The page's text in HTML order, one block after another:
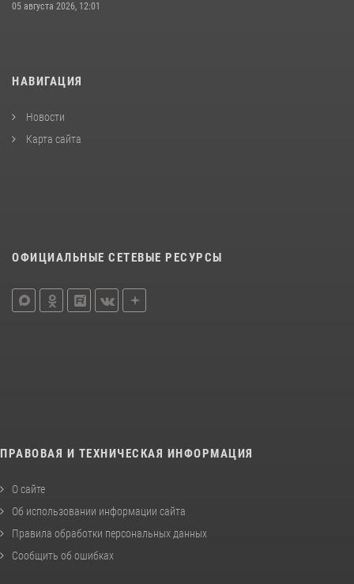
05 августа 2026, 12:01
НАВИГАЦИЯ
Новости
Карта сайта
ОФИЦИАЛЬНЫЕ СЕТЕВЫЕ РЕСУРСЫ
ПРАВОВАЯ И ТЕХНИЧЕСКАЯ ИНФОРМАЦИЯ
О сайте
Об использовании информации сайта
Правила обработки персональных данных
Сообщить об ошибках